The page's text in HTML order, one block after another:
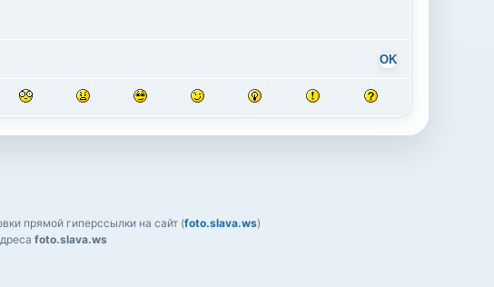
OK
прямой гиперссылки на сайт (foto.slava.ws)
foto.slava.ws